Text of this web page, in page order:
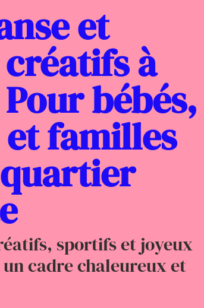
et
à
bébés,
familles
sportifs et joyeux
cadre chaleureux et